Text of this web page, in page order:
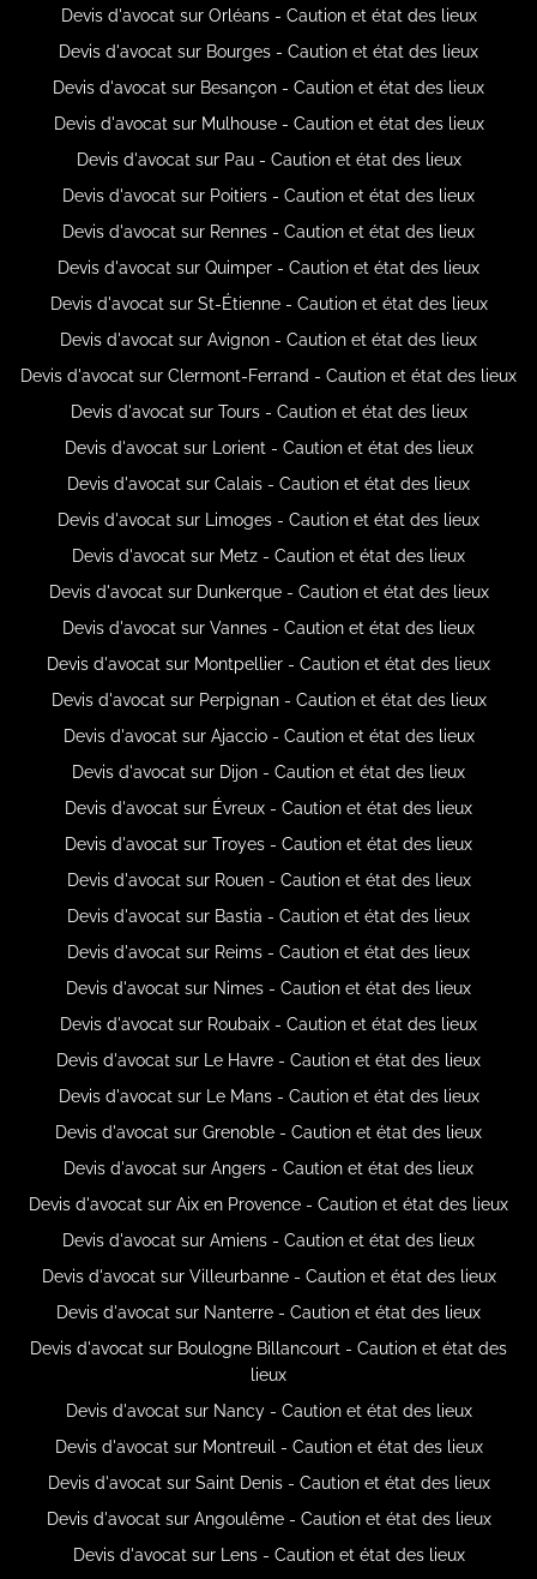
Devis d'avocat sur Orléans - Caution et état des lieux
Devis d'avocat sur Bourges - Caution et état des lieux
Devis d'avocat sur Besançon - Caution et état des lieux
Devis d'avocat sur Mulhouse - Caution et état des lieux
Devis d'avocat sur Pau - Caution et état des lieux
Devis d'avocat sur Poitiers - Caution et état des lieux
Devis d'avocat sur Rennes - Caution et état des lieux
Devis d'avocat sur Quimper - Caution et état des lieux
Devis d'avocat sur St-Étienne - Caution et état des lieux
Devis d'avocat sur Avignon - Caution et état des lieux
Devis d'avocat sur Clermont-Ferrand - Caution et état des lieux
Devis d'avocat sur Tours - Caution et état des lieux
Devis d'avocat sur Lorient - Caution et état des lieux
Devis d'avocat sur Calais - Caution et état des lieux
Devis d'avocat sur Limoges - Caution et état des lieux
Devis d'avocat sur Metz - Caution et état des lieux
Devis d'avocat sur Dunkerque - Caution et état des lieux
Devis d'avocat sur Vannes - Caution et état des lieux
Devis d'avocat sur Montpellier - Caution et état des lieux
Devis d'avocat sur Perpignan - Caution et état des lieux
Devis d'avocat sur Ajaccio - Caution et état des lieux
Devis d'avocat sur Dijon - Caution et état des lieux
Devis d'avocat sur Évreux - Caution et état des lieux
Devis d'avocat sur Troyes - Caution et état des lieux
Devis d'avocat sur Rouen - Caution et état des lieux
Devis d'avocat sur Bastia - Caution et état des lieux
Devis d'avocat sur Reims - Caution et état des lieux
Devis d'avocat sur Nimes - Caution et état des lieux
Devis d'avocat sur Roubaix - Caution et état des lieux
Devis d'avocat sur Le Havre - Caution et état des lieux
Devis d'avocat sur Le Mans - Caution et état des lieux
Devis d'avocat sur Grenoble - Caution et état des lieux
Devis d'avocat sur Angers - Caution et état des lieux
Devis d'avocat sur Aix en Provence - Caution et état des lieux
Devis d'avocat sur Amiens - Caution et état des lieux
Devis d'avocat sur Villeurbanne - Caution et état des lieux
Devis d'avocat sur Nanterre - Caution et état des lieux
Devis d'avocat sur Boulogne Billancourt - Caution et état des
lieux
Devis d'avocat sur Nancy - Caution et état des lieux
Devis d'avocat sur Montreuil - Caution et état des lieux
Devis d'avocat sur Saint Denis - Caution et état des lieux
Devis d'avocat sur Angoulême - Caution et état des lieux
Devis d'avocat sur Lens - Caution et état des lieux